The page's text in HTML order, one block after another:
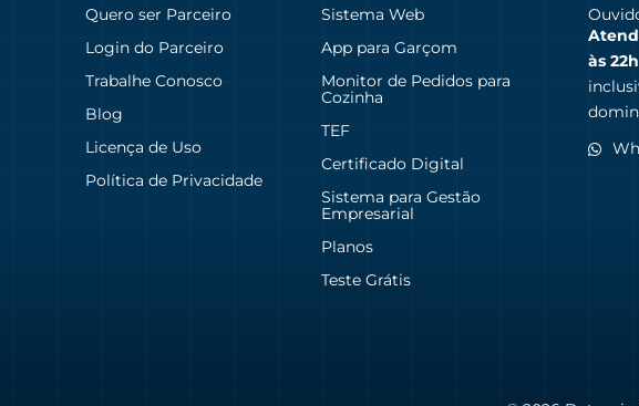
Quero ser Parceiro
Login do Parceiro
Trabalhe Conosco
Blog
Licença de Uso
Política de Privacidade
Sistema Web
App para Garçom
Monitor de Pedidos para
Cozinha
TEF
Certificado Digital
Sistema para Gestão
Empresarial
Planos
Teste Grátis
às 22h